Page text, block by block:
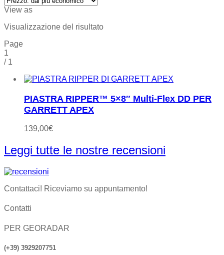
View as
Visualizzazione del risultato
Page
1
/ 1
PIASTRA RIPPER™ 5×8″ Multi-Flex DD PER
GARRETT APEX
139,00€
Leggi tutte le nostre recensioni
Contattaci! Riceviamo su appuntamento!
Contatti
PER GEORADAR
(+39) 3929207751